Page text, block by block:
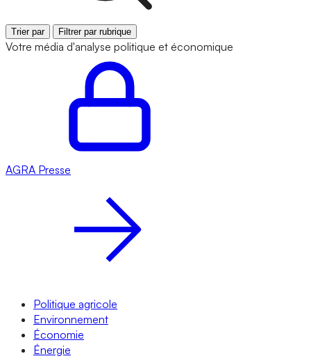
Trier par Filtrer par rubrique
Votre média d'analyse politique et économique
AGRA Presse
Politique agricole
Environnement
Économie
Énergie